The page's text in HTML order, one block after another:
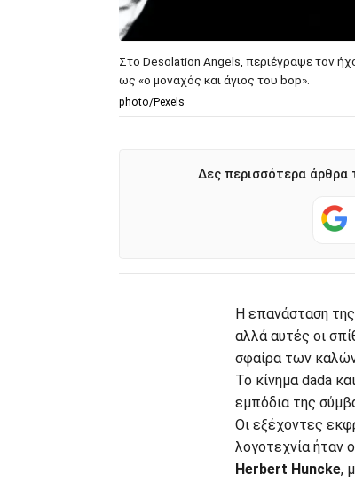
Στο Desolation Angels, περιέγραψε τον
ως «ο μοναχός και άγιος του bop».
photo/Pexels
Δες περισσότερα άρθρα
Η επανάσταση
αλλά αυτές οι
σφαίρα των
Το κίνημα dada
εμπόδια της
Οι εξέχοντες
λογοτεχνία ήταν
Herbert Huncke,